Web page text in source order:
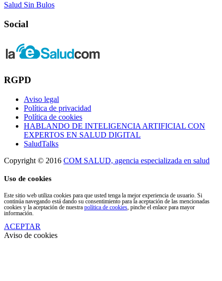
Salud Sin Bulos
Social
RGPD
Aviso legal
Política de privacidad
Política de cookies
HABLANDO DE INTELIGENCIA ARTIFICIAL CON
EXPERTOS EN SALUD DIGITAL
SaludTalks
Copyright © 2016 COM SALUD, agencia especializada en salud
Uso de cookies
Este sitio web utiliza cookies para que usted tenga la mejor experiencia de usuario. Si
continúa navegando está dando su consentimiento para la aceptación de las mencionadas
cookies y la aceptación de nuestra política de cookies , pinche el enlace para mayor
información.
ACEPTAR
Aviso de cookies